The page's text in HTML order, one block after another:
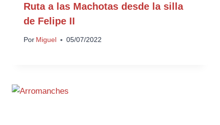
Ruta a las Machotas desde la silla
de Felipe II
Por Miguel 05/07/2022